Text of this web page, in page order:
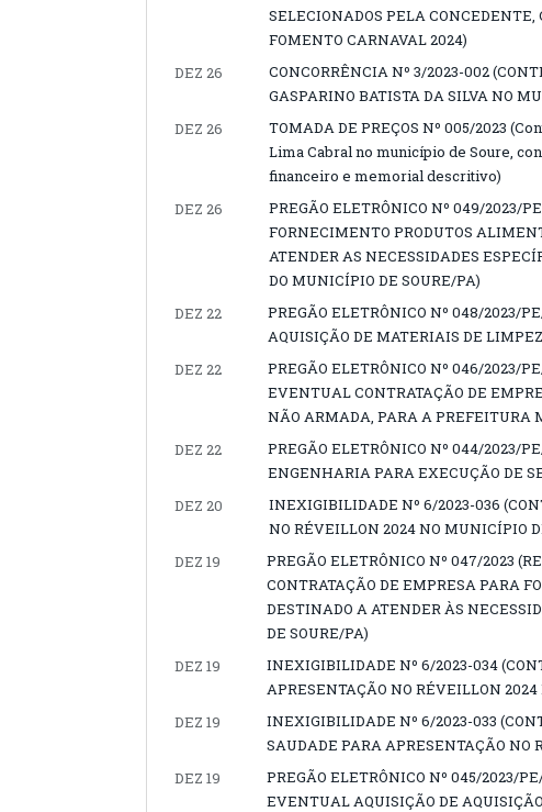
SELECIONADOS PELA
FOMENTO CARNAVAL 2024)
DEZ 26
CONCORRÊNCIA Nº 3/2023-002
GASPARINO BATISTA DA SILVA NO
DEZ 26
TOMADA DE PREÇOS Nº 005/2023
Lima Cabral no município de Soure,
financeiro e memorial descritivo)
DEZ 26
PREGÃO ELETRÔNICO Nº 049/2023/
FORNECIMENTO PRODUTOS
ATENDER AS NECESSIDADES
DO MUNICÍPIO DE SOURE/PA)
DEZ 22
PREGÃO ELETRÔNICO Nº 048/2023/
AQUISIÇÃO DE MATERIAIS DE
DEZ 22
PREGÃO ELETRÔNICO Nº 046/2023/
EVENTUAL CONTRATAÇÃO DE
NÃO ARMADA, PARA A PREFEITURA
DEZ 22
PREGÃO ELETRÔNICO Nº 044/2023/
ENGENHARIA PARA EXECUÇÃO DE
DEZ 20
INEXIGIBILIDADE Nº 6/2023-036
NO RÉVEILLON 2024 NO MUNICÍPIO
DEZ 19
PREGÃO ELETRÔNICO Nº 047/2023
CONTRATAÇÃO DE EMPRESA PARA
DESTINADO A ATENDER ÀS
DE SOURE/PA)
DEZ 19
INEXIGIBILIDADE Nº 6/2023-034
APRESENTAÇÃO NO RÉVEILLON
DEZ 19
INEXIGIBILIDADE Nº 6/2023-033
SAUDADE PARA APRESENTAÇÃO NO
DEZ 19
PREGÃO ELETRÔNICO Nº 045/2023/
EVENTUAL AQUISIÇÃO DE